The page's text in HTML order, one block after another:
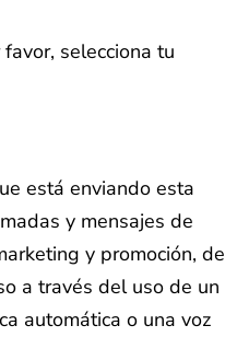
favor, selecciona tu
está enviando esta
y mensajes de
y promoción, de
a través del uso de un
automática o una voz